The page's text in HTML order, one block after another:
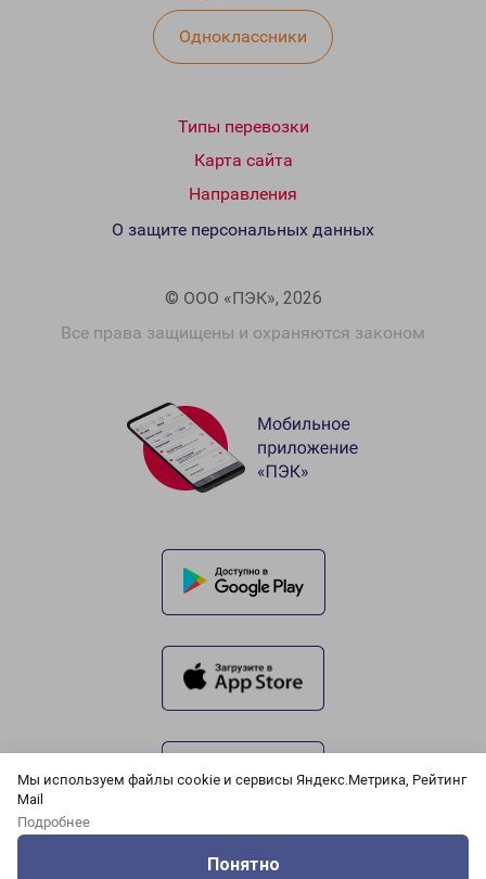
Мы используем файлы cookie и сервисы Яндекс.Метрика, Рейтинг
Mail
Подробнее
Понятно
Одноклассники
Типы перевозки
Карта сайта
Направления
© ООО «ПЭК», 2026
Все права защищены и охраняются законом
О защите персональных данных